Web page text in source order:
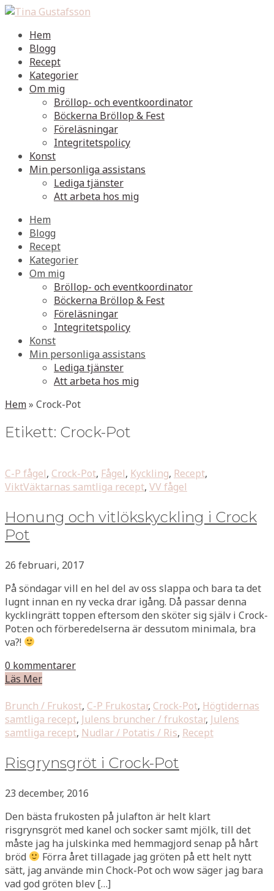
Hem
Blogg
Recept
Kategorier
Om mig
Bröllop- och eventkoordinator
Böckerna Bröllop & Fest
Föreläsningar
Integritetspolicy
Konst
Min personliga assistans
Lediga tjänster
Att arbeta hos mig
Hem
Blogg
Recept
Kategorier
Om mig
Bröllop- och eventkoordinator
Böckerna Bröllop & Fest
Föreläsningar
Integritetspolicy
Konst
Min personliga assistans
Lediga tjänster
Att arbeta hos mig
Hem» Crock-Pot
Etikett: Crock-Pot
C-P fågel, Crock-Pot, Fågel, Kyckling, Recept,
ViktVäktarnas samtliga recept, VV fågel
Honung och vitlökskyckling i Crock
Pot
26 februari, 2017
På söndagar vill en hel del av oss slappa och bara ta det
lugnt innan en ny vecka drar igång. Då passar denna
kycklingrätt toppen eftersom den sköter sig själv i Crock-
Pot:en och förberedelserna är dessutom minimala, bra
va?!
0 kommentarer
Läs Mer
Brunch / Frukost, C-P Frukostar, Crock-Pot, Högtidernas
samtliga recept, Julens bruncher / frukostar, Julens
samtliga recept, Nudlar / Potatis / Ris, Recept
Risgrynsgröt i Crock-Pot
23 december, 2016
Den bästa frukosten på julafton är helt klart
risgrynsgröt med kanel och socker samt mjölk, till det
måste jag ha julskinka med hemmagjord senap på hårt
bröd
Förra året tillagade jag gröten på ett helt nytt
sätt, jag använde min Chock-Pot och wow säger jag bara
vad god gröten blev […]